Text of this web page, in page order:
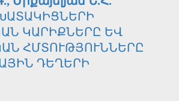
ԿԱՐԻՔՆԵՐԸ ԵՎ
ՀՄՏՈՒԹՅՈՒՆՆԵՐԸ
ԴԵՂԵՐԻ